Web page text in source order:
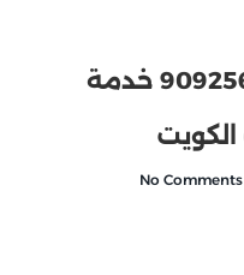
خدمة طرق الفيحاء 90925617 خدمة